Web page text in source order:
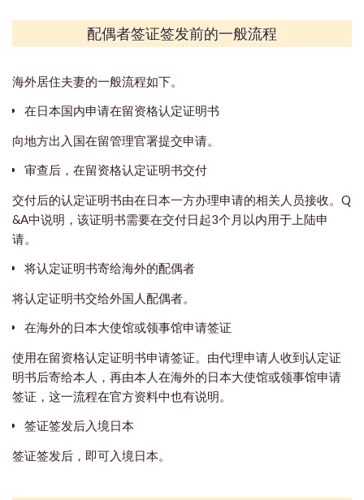
配偶者签证签发前的一般流程
海外居住夫妻的一般流程如下。
在日本国内申请在留资格认定证明书
向地方出入国在留管理官署提交申请。
审查后，在留资格认定证明书交付
交付后的认定证明书由在日本一方办理申请的相关人员接收。Q
&A中说明，该证明书需要在交付日起3个月以内用于上陆申
请。
将认定证明书寄给海外的配偶者
将认定证明书交给外国人配偶者。
在海外的日本大使馆或领事馆申请签证
使用在留资格认定证明书申请签证。由代理申请人收到认定证
明书后寄给本人，再由本人在海外的日本大使馆或领事馆申请
签证，这一流程在官方资料中也有说明。
签证签发后入境日本
签证签发后，即可入境日本。